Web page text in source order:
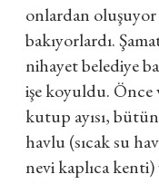
onlardan oluşuyor
bakıyorlardı.
nihayet belediye
işe koyuldu. Önce
kutup ayısı,
havlu (sıcak su
nevi kaplıca